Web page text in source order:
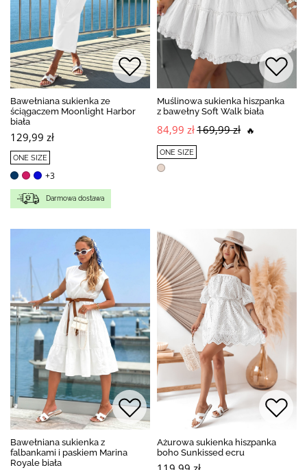
Bawełniana sukienka ze
ściągaczem Moonlight Harbor
biała
129,99 zł
ONE SIZE
+3
Darmowa dostawa
Muślinowa sukienka hiszpanka
z bawełny Soft Walk biała
84,99 zł169,99 zł 🔥
ONE SIZE
Bawełniana sukienka z
falbankami i paskiem Marina
Royale biała
Ażurowa sukienka hiszpanka
boho Sunkissed ecru